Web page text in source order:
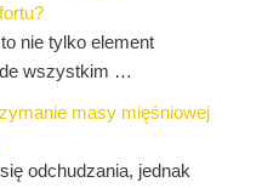
nie tylko element
wszystkim …
masy mięśniowej
odchudzania, jednak